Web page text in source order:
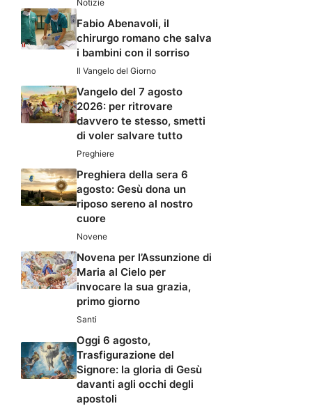
Notizie
Fabio Abenavoli, il
chirurgo romano che salva
i bambini con il sorriso
Il Vangelo del Giorno
Vangelo del 7 agosto
2026: per ritrovare
davvero te stesso, smetti
di voler salvare tutto
Preghiere
Preghiera della sera 6
agosto: Gesù dona un
riposo sereno al nostro
cuore
Novene
Novena per l’Assunzione di
Maria al Cielo per
invocare la sua grazia,
primo giorno
Santi
Oggi 6 agosto,
Trasfigurazione del
Signore: la gloria di Gesù
davanti agli occhi degli
apostoli